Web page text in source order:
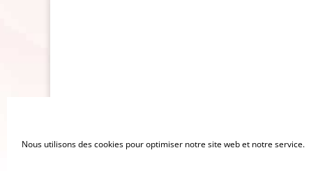
Nous utilisons des cookies pour optimiser notre site web et notre service.
Mentions légales CGU Politique de cookies (UE)